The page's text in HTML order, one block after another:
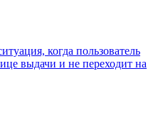
когда пользователь
выдачи и не переходит на